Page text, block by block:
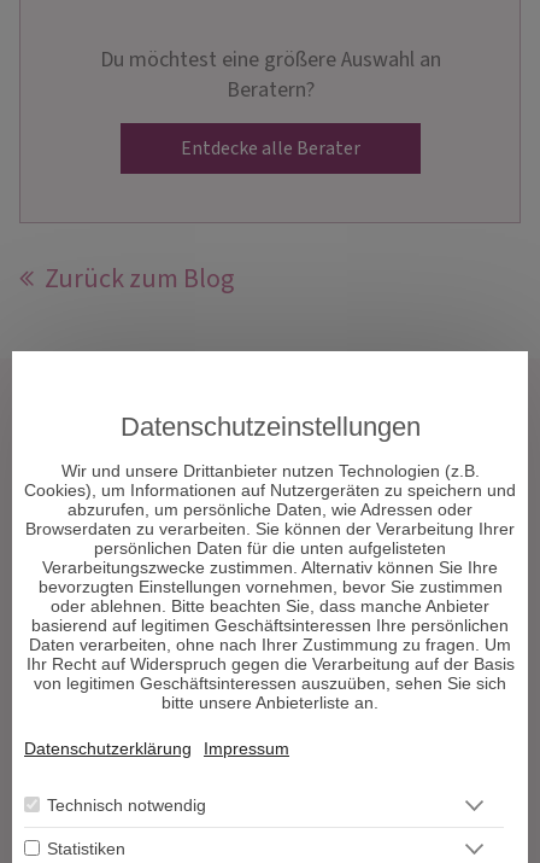
Du möchtest eine größere Auswahl an
Beratern?
Entdecke alle Berater
Zurück zum Blog
Tarot & Kartenlegen
Hellsehen & Wahrsagen
Astrologie & Horoskope
Medium & Channeling
Psych. Lebensberatung
Liebe & Partnerschaft
Beruf & Karriere
Sonstige Bereiche
Berater werden
Impressum
AGB
Datenschutzeinstellungen
Wir und unsere Drittanbieter nutzen Technologien (z.B.
Cookies), um Informationen auf Nutzergeräten zu speichern und
abzurufen, um persönliche Daten, wie Adressen oder
Browserdaten zu verarbeiten. Sie können der Verarbeitung Ihrer
persönlichen Daten für die unten aufgelisteten
Verarbeitungszwecke zustimmen. Alternativ können Sie Ihre
bevorzugten Einstellungen vornehmen, bevor Sie zustimmen
oder ablehnen. Bitte beachten Sie, dass manche Anbieter
basierend auf legitimen Geschäftsinteressen Ihre persönlichen
Daten verarbeiten, ohne nach Ihrer Zustimmung zu fragen. Um
Ihr Recht auf Widerspruch gegen die Verarbeitung auf der Basis
von legitimen Geschäftsinteressen auszuüben, sehen Sie sich
bitte unsere Anbieterliste an.
Datenschutzerklärung Impressum
Technisch notwendig
Statistiken